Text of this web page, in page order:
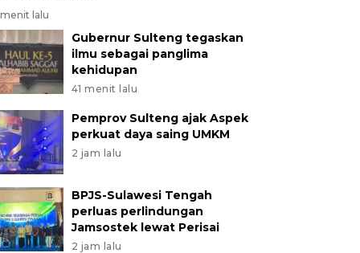
lalu
Gubernur Sulteng tegaskan
ilmu sebagai panglima
kehidupan
41 menit lalu
Pemprov Sulteng ajak Aspek
perkuat daya saing UMKM
2 jam lalu
BPJS-Sulawesi Tengah
perluas perlindungan
Jamsostek lewat Perisai
2 jam lalu